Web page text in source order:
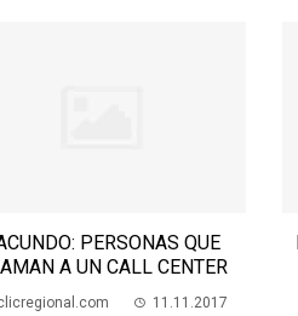
PERSONAS QUE
A UN CALL CENTER
11.11.2017